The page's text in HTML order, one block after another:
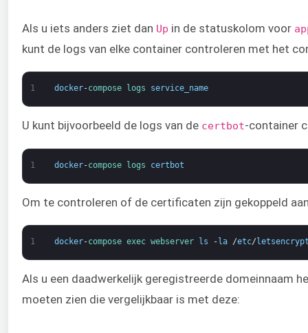
Als u iets anders ziet dan Up in de statuskolom voor
kunt de logs van elke container controleren met het
1 docker-compose logs service_name
U kunt bijvoorbeeld de logs van de certbot-container
1 docker-compose logs certbot
Om te controleren of de certificaten zijn gekoppeld
1 docker-compose exec webserver ls - la /etc/
Als u een daadwerkelijk geregistreerde domeinnaam
moeten zien die vergelijkbaar is met deze: